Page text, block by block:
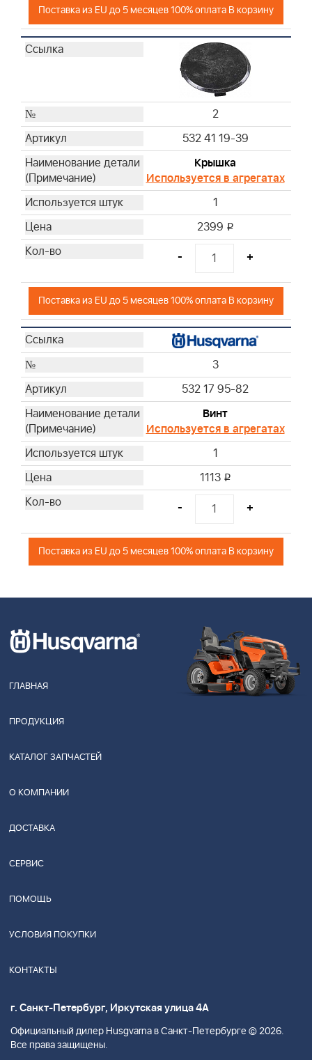
Поставка из EU до 5 месяцев 100% оплата В корзину
2
532 41 19-39
Крышка
Используется в агрегатах
1
2399 i
- +
Поставка из EU до 5 месяцев 100% оплата В корзину
3
532 17 95-82
Винт
Используется в агрегатах
1
1113 i
- +
Поставка из EU до 5 месяцев 100% оплата В корзину
ГЛАВНАЯ
ПРОДУКЦИЯ
КАТАЛОГ ЗАПЧАСТЕЙ
О КОМПАНИИ
ДОСТАВКА
СЕРВИС
ПОМОЩЬ
УСЛОВИЯ ПОКУПКИ
КОНТАКТЫ
г. Санкт-Петербург, Иркутская улица 4А
Официальный дилер Husgvarna в Санкт-Петербурге © 2026.
Все права защищены.